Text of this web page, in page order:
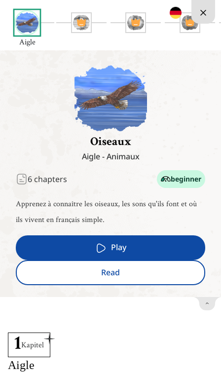
Aigle
Oiseaux
Aigle-Animaux
6 chapters beginner
Apprenez à connaître les oiseaux, les sons qu'ils font et où
ils vivent en français simple.
Play
Read
1Kapitel
Aigle